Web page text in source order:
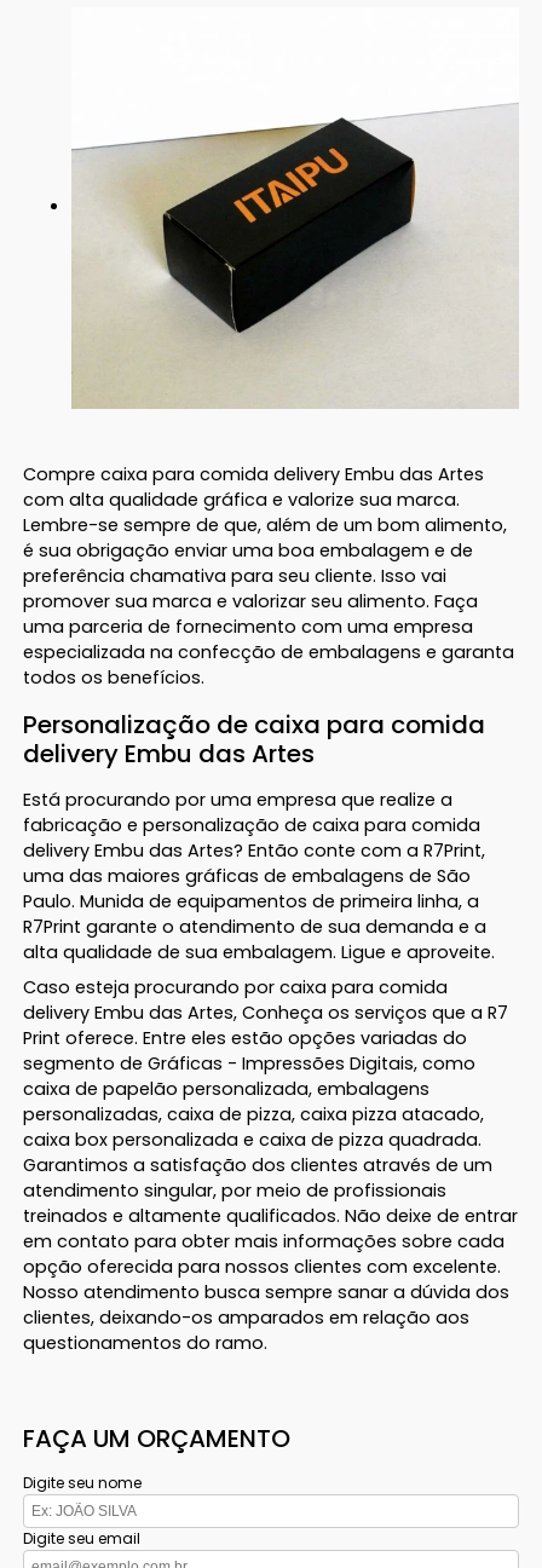
Compre caixa para comida delivery Embu das Artes
com alta qualidade gráfica e valorize sua marca.
Lembre-se sempre de que, além de um bom alimento,
é sua obrigação enviar uma boa embalagem e de
preferência chamativa para seu cliente. Isso vai
promover sua marca e valorizar seu alimento. Faça
uma parceria de fornecimento com uma empresa
especializada na confecção de embalagens e garanta
todos os benefícios.
Personalização de caixa para comida
delivery Embu das Artes
Está procurando por uma empresa que realize a
fabricação e personalização de caixa para comida
delivery Embu das Artes? Então conte com a R7Print,
uma das maiores gráficas de embalagens de São
Paulo. Munida de equipamentos de primeira linha, a
R7Print garante o atendimento de sua demanda e a
alta qualidade de sua embalagem. Ligue e aproveite.
Caso esteja procurando por caixa para comida
delivery Embu das Artes, Conheça os serviços que a R7
Print oferece. Entre eles estão opções variadas do
segmento de Gráficas - Impressões Digitais, como
caixa de papelão personalizada, embalagens
personalizadas, caixa de pizza, caixa pizza atacado,
caixa box personalizada e caixa de pizza quadrada.
Garantimos a satisfação dos clientes através de um
atendimento singular, por meio de profissionais
treinados e altamente qualificados. Não deixe de entrar
em contato para obter mais informações sobre cada
opção oferecida para nossos clientes com excelente.
Nosso atendimento busca sempre sanar a dúvida dos
clientes, deixando-os amparados em relação aos
questionamentos do ramo.
FAÇA UM ORÇAMENTO
Digite seu nome
Digite seu email